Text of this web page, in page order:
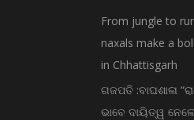
From jungle to
naxals make a
in Chhattisgarh
ଗଜପତି :ବାଘଶାଳା
ଭାବେ ଦାୟିତ୍ୱ